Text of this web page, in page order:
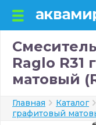
Raglo R31
матовый
Главная Каталог
графитовый